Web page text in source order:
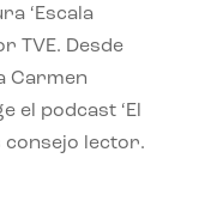
‘Escala
TVE. Desde
Carmen
el podcast ‘El
consejo lector.